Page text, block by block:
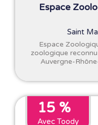
Espace
Saint
Espace
zoologique
Auvergne-
15 %
Avec Toody